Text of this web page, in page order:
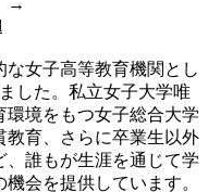
女子高等教育機関とし
した。私立女子大学唯
境をもつ女子総合大学
教育、さらに卒業生以外
、誰もが生涯を通じて学
会を提供しています。